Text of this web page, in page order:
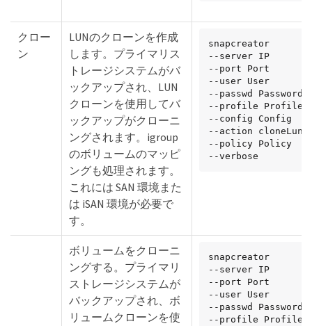
クロー
ン
LUNのクローンを作成
します。プライマリス
トレージシステムがバ
ックアップされ、LUN
クローンを使用してバ
ックアップがクローニ
ングされます。igroup
のボリュームのマッピ
ングも処理されます。
これには SAN 環境また
は iSAN 環境が必要で
す。
snapcreator
--server IP
--port Port
--user User
--passwd Password
--profile Profile
--config Config
--action cloneLun
--policy Policy
--verbose
ボリュームをクローニ
ングする。プライマリ
ストレージシステムが
バックアップされ、ボ
リュームクローンを使
snapcreator
--server IP
--port Port
--user User
--passwd Password
--profile Profile